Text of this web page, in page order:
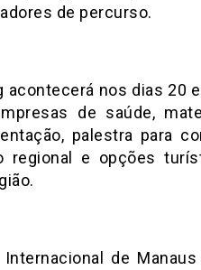
de percurso.
acontecerá nos dias 20
de saúde,
palestra para
regional e opções
de